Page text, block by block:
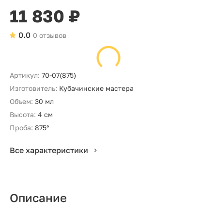
11 830 ₽
0 отзывов
0.0
Артикул: 70-07(875)
Изготовитель: Кубачинские мастера
Объем: 30 мл
Высота: 4 см
Проба: 875°
Все характеристики
Описание